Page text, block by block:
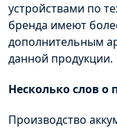
устройствами по
бренда имеют
дополнительным
данной продукции.
Несколько слов о
Производство